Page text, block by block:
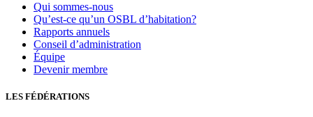
Qui sommes-nous
Qu’est-ce qu’un OSBL d’habitation?
Rapports annuels
Conseil d’administration
Équipe
Devenir membre
LES FÉDÉRATIONS